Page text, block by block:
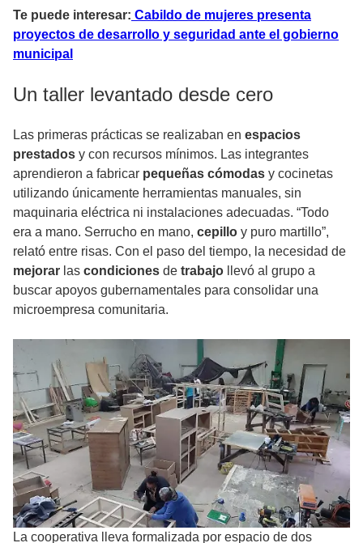
Te puede interesar: Cabildo de mujeres presenta
proyectos de desarrollo y seguridad ante el gobierno
municipal
Un taller levantado desde cero
Las primeras prácticas se realizaban en espacios
prestados y con recursos mínimos. Las integrantes
aprendieron a fabricar pequeñas cómodas y cocinetas
utilizando únicamente herramientas manuales, sin
maquinaria eléctrica ni instalaciones adecuadas. “Todo
era a mano. Serrucho en mano, cepillo y puro martillo”,
relató entre risas. Con el paso del tiempo, la necesidad de
mejorar las condiciones de trabajo
llevó al grupo a
buscar apoyos gubernamentales para consolidar una
microempresa comunitaria.
La cooperativa lleva formalizada por espacio de dos